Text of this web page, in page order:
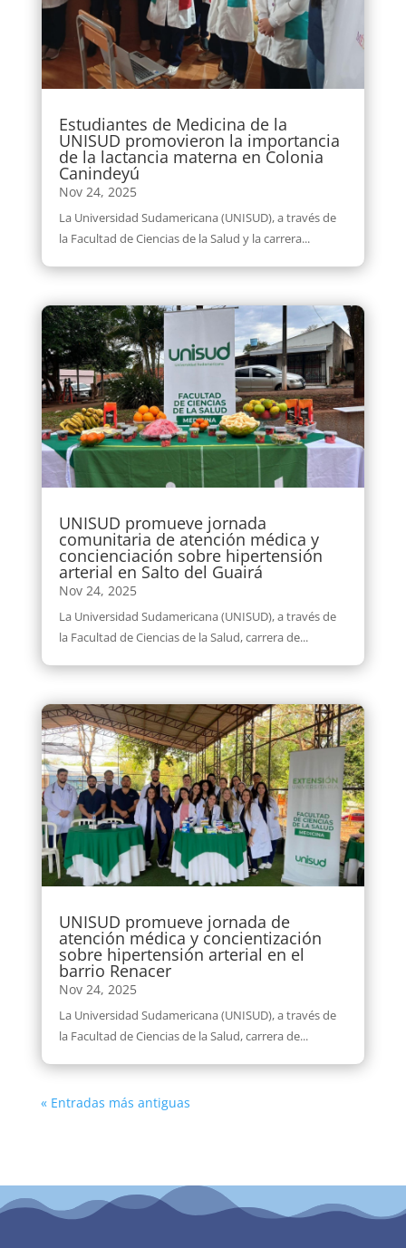
Estudiantes de Medicina de la
UNISUD promovieron la importancia
de la lactancia materna en Colonia
Canindeyú
Nov 24, 2025
La Universidad Sudamericana (UNISUD), a través de
la Facultad de Ciencias de la Salud y la carrera...
UNISUD promueve jornada
comunitaria de atención médica y
concienciación sobre hipertensión
arterial en Salto del Guairá
Nov 24, 2025
La Universidad Sudamericana (UNISUD), a través de
la Facultad de Ciencias de la Salud, carrera de...
UNISUD promueve jornada de
atención médica y concientización
sobre hipertensión arterial en el
barrio Renacer
Nov 24, 2025
La Universidad Sudamericana (UNISUD), a través de
la Facultad de Ciencias de la Salud, carrera de...
« Entradas más antiguas